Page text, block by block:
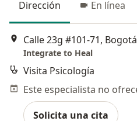
Dirección
En línea
Calle 23g #101-71, Bogotá
Integrate to Heal
Visita Psicología
Solicita una cita